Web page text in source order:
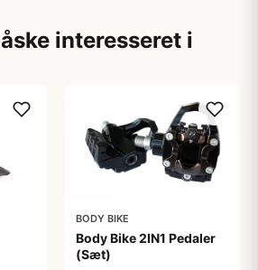
interesseret i
BODY BIKE
Body Bike 2IN1 Pedaler
(Sæt)